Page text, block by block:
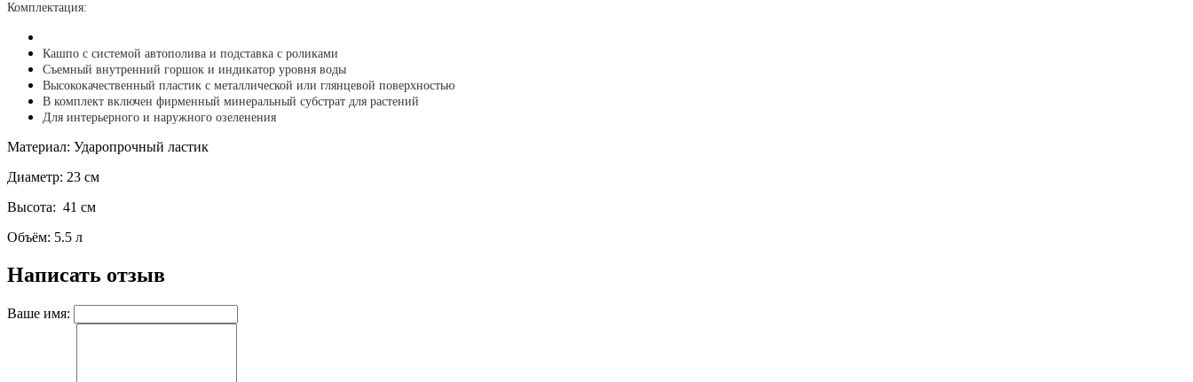
Комплектация:
Кашпо с системой автополива и подставка с роликами
Съемный внутренний горшок и индикатор уровня воды
Высококачественный пластик с металлической или глянцевой поверхностью
В комплект включен фирменный минеральный субстрат для растений
Для интерьерного и наружного озеленения
Материал: Ударопрочный ластик
Диаметр: 23 см
Высота: 41 см
Объём: 5.5 л
Написать отзыв
Ваше имя: